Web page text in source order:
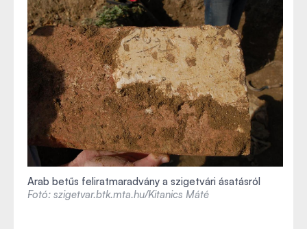
Arab betűs feliratmaradvány a szigetvári ásatásról
Fotó: szigetvar.btk.mta.hu/Kitanics Máté